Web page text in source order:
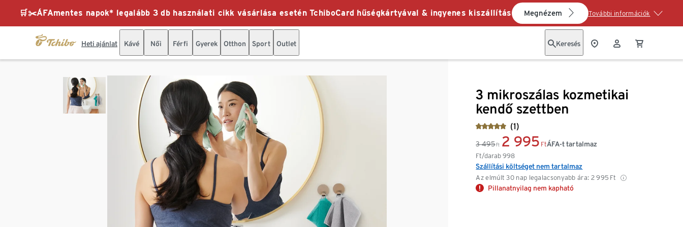
🛒✂️ÁFAmentes napok* legalább 3 db használati cikk vásárlása esetén TchiboCard hűségkártyával & ingyenes kiszállítás Megnézem További információk
Heti ajánlat Kávé Női Férfi Gyerek Otthon Sport Outlet Keresés
3 mikroszálas kozmetikai
kendő szettben
(1)
3 495 Ft 2 995 Ft
Ft/darab998
Az elmúlt 30 nap legalacsonyabb ára: 2 995 Ft
ÁFA-t tartalmaz
Szállítási költséget nem tartalmaz
Pillanatnyilag nem kapható